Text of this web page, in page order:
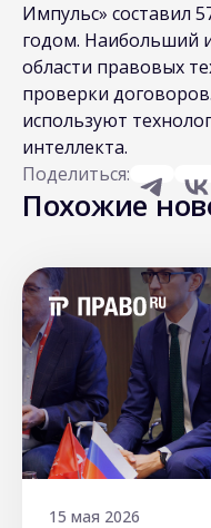
Импульс» составил
годом. Наибольший
области правовых
проверки
используют
интеллекта.
Поделиться:
Похожие
15 мая 2026